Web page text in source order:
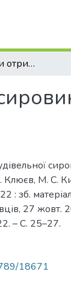
Екологічні аспекти отримання будівельної сировини із відходв збагачення вугілля
Клюєв, М. С.
: зб.
27 жoвт.
– С. 25–27.
18671